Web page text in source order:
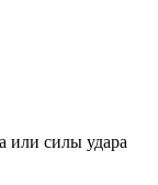
или силы удара